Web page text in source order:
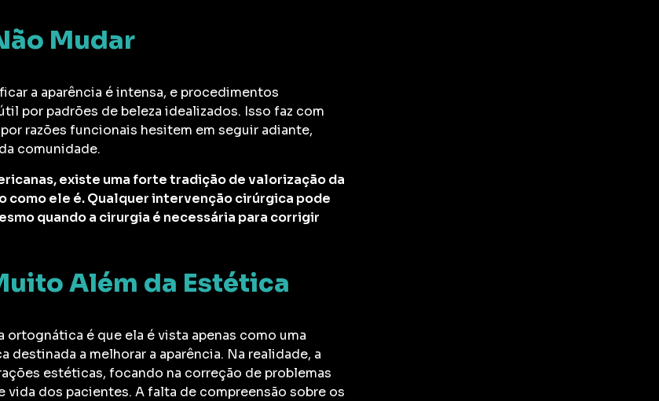
Mudar
a aparência é intensa, e procedimentos
por padrões de beleza idealizados. Isso faz com
razões funcionais hesitem em seguir adiante,
comunidade.
existe uma forte tradição de valorização da
como ele é. Qualquer intervenção cirúrgica pode
quando a cirurgia é necessária para corrigir
Além da Estética
é que ela é vista apenas como uma
a melhorar a aparência. Na realidade, a
estéticas, focando na correção de problemas
dos pacientes. A falta de compreensão sobre os